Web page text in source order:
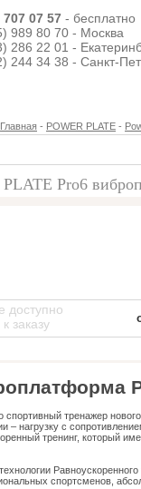
707 07 57 - бесплатно
989 80 70 - Москва
286 22 01 -
244 34 38 - Санкт-
Главная - POWER PLATE -
Pro6
доступно
к заказу
спортивный тренажер
– нагрузку с
тренинг, который
спортсменов,